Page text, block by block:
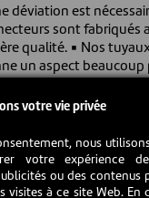
déviation est
sont fabriqués
qualité. ▪ Nos
un aspect beaucoup
plus solide,
clipsés de 24 ga. ▪
LE MANUEL
votre vie privée
nous
votre expérience
ou des contenus
visites à ce site Web. En